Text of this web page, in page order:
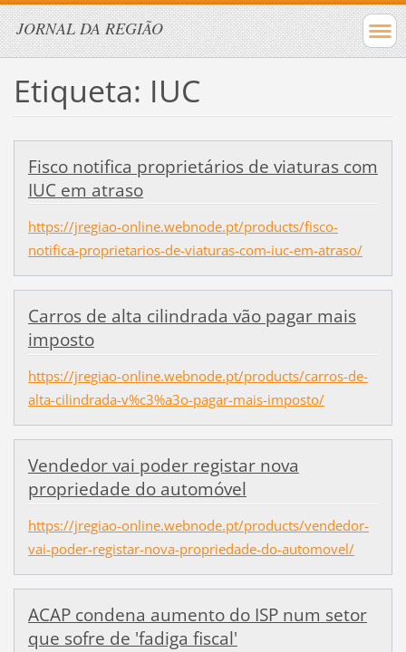
JORNAL DA REGIÃO
Etiqueta: IUC
Fisco notifica proprietários de viaturas com
IUC em atraso
https://jregiao-online.webnode.pt/products/fisco-
notifica-proprietarios-de-viaturas-com-iuc-em-atraso/
Carros de alta cilindrada vão pagar mais
imposto
https://jregiao-online.webnode.pt/products/carros-de-
alta-cilindrada-v%c3%a3o-pagar-mais-imposto/
Vendedor vai poder registar nova
propriedade do automóvel
https://jregiao-online.webnode.pt/products/vendedor-
vai-poder-registar-nova-propriedade-do-automovel/
ACAP condena aumento do ISP num setor
que sofre de 'fadiga fiscal'